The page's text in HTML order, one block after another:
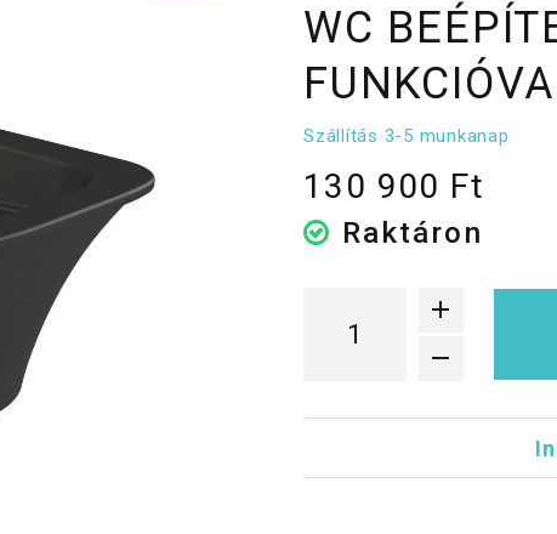
WC
Szállítás 3-5 munkanap
130 900 Ft
Raktáron